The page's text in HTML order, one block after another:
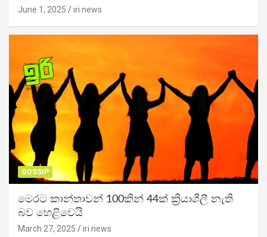
June 1, 2025 iri news
GOSSIP
මෙරට කාන්තාවන් 100කින් 44ක් ක්‍රියාශීලී නැති
බව හෙළිවෙයි
March 27, 2025 iri news